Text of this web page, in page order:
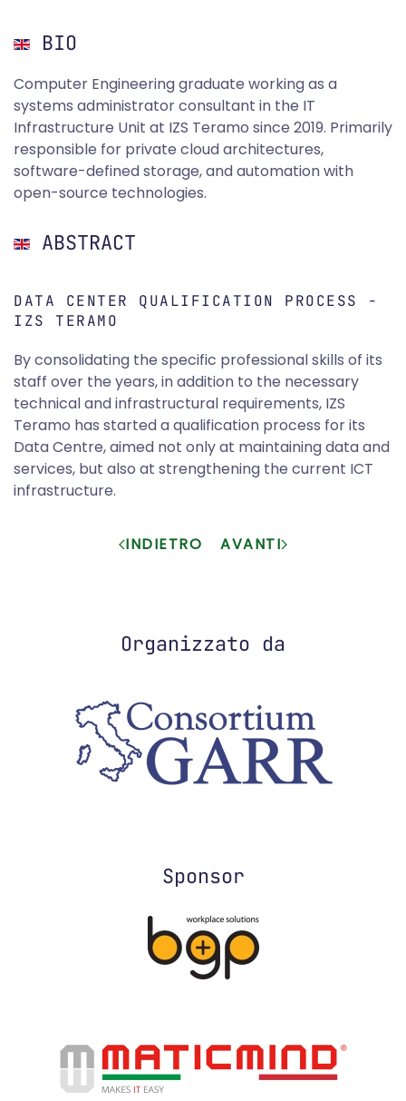
BIO
Computer Engineering graduate working as a
systems administrator consultant in the IT
Infrastructure Unit at IZS Teramo since 2019. Primarily
responsible for private cloud architectures,
software-defined storage, and automation with
open-source technologies.
ABSTRACT
DATA CENTER QUALIFICATION PROCESS -
IZS TERAMO
By consolidating the specific professional skills of its
staff over the years, in addition to the necessary
technical and infrastructural requirements, IZS
Teramo has started a qualification process for its
Data Centre, aimed not only at maintaining data and
services, but also at strengthening the current ICT
infrastructure.
INDIETRO AVANTI
Organizzato da
Sponsor